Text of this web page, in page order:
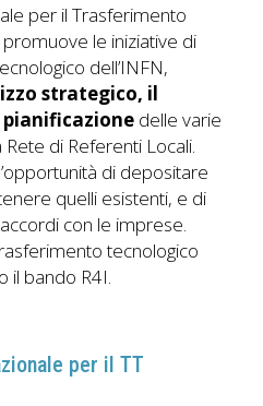
per il Trasferimento
promuove le iniziative di
dell’INFN,
strategico, il
delle varie
Rete di Referenti Locali.
di depositare
quelli esistenti, e di
con le imprese.
tecnologico
il bando R4I.
per il TT